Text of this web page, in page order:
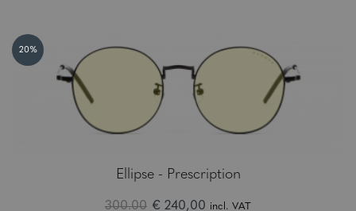
20%
Ellipse - Prescription
300.00 € 240,00 incl. VAT